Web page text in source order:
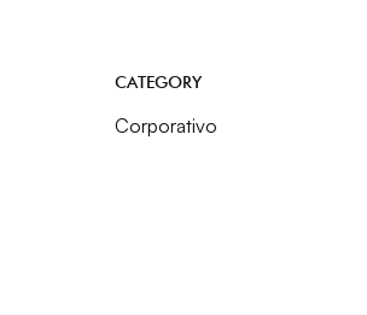
CATEGORY
Corporativo